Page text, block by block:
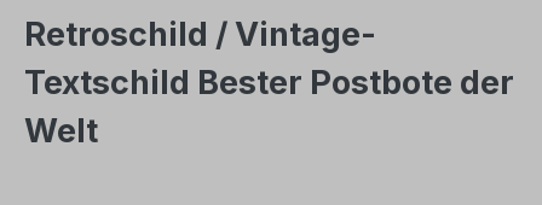
Retroschild / Vintage-
Textschild Bester Postbote der
Welt